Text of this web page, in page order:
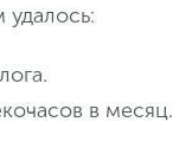
удалось:
в месяц.